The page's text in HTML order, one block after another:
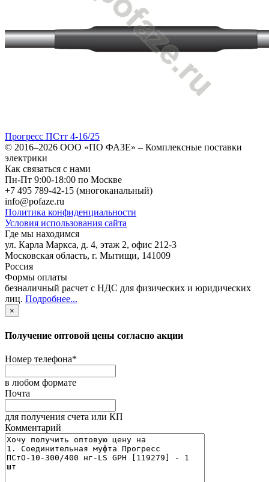
Прогресс ПСтт 4-16/25
© 2016–2026 ООО «ПО ФАЗЕ» – Комплексные поставки
электрики
Как связаться с нами
Пн-Пт 9:00-18:00 по Москве
+7 495 789-42-15 (многоканальный)
info@pofaze.ru
Политика конфиденциальности
Условия использования сайта
Где мы находимся
ул. Карла Маркса, д. 4, этаж 2, офис 212-3
Московская область, г. Мытищи, 141009
Россия
Формы оплаты
безналичный расчет с НДС для физических и юридических
лиц. Подробнее...
×
Получение оптовой цены согласно акции
Номер телефона*
в любом формате
Почта
для получения счета или КП
Комментарий